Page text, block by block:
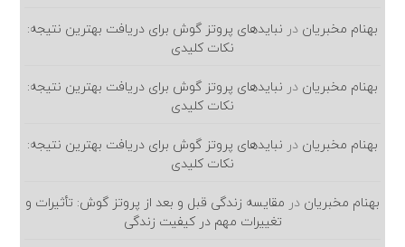
بهنام مخبریان در نبایدهای پروتز گوش برای دریافت بهترین نتیجه:
نکات کلیدی
بهنام مخبریان در نبایدهای پروتز گوش برای دریافت بهترین نتیجه:
نکات کلیدی
بهنام مخبریان در نبایدهای پروتز گوش برای دریافت بهترین نتیجه:
نکات کلیدی
بهنام مخبریان در مقایسه زندگی قبل و بعد از پروتز گوش: تأثیرات و
تغییرات مهم در کیفیت زندگی